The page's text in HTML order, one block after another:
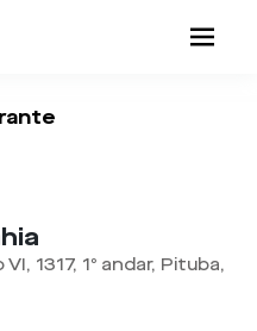
1317, 1º andar, Pituba,